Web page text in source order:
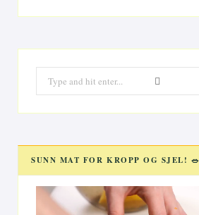
for:
SUNN MAT FOR KROPP OG SJEL! 🥗
Videoavspiller